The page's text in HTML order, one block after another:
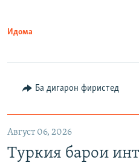
Идома
Ба дигарон фиристед
Август 06, 2026
Туркия барои